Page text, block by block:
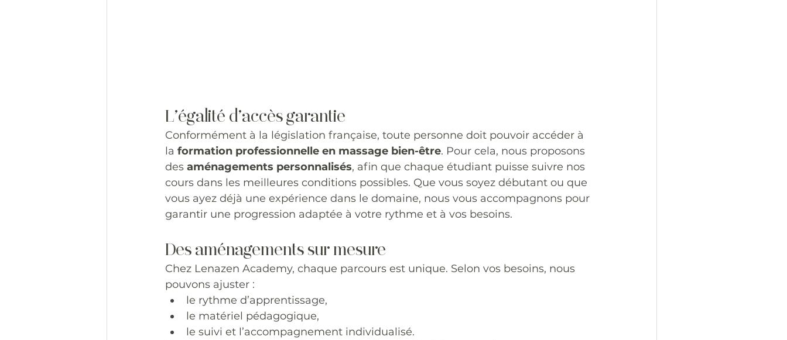
L’égalité d’accès garantie
Conformément à la législation française, toute personne doit pouvoir accéder à
la formation professionnelle en massage bien-être. Pour cela, nous proposons
des aménagements personnalisés, afin que chaque étudiant puisse suivre nos
cours dans les meilleures conditions possibles. Que vous soyez débutant ou que
vous ayez déjà une expérience dans le domaine, nous vous accompagnons pour
garantir une progression adaptée à votre rythme et à vos besoins.
Des aménagements sur mesure
Chez Lenazen Academy, chaque parcours est unique. Selon vos besoins, nous
pouvons ajuster :
le rythme d’apprentissage,
le matériel pédagogique,
le suivi et l’accompagnement individualisé.